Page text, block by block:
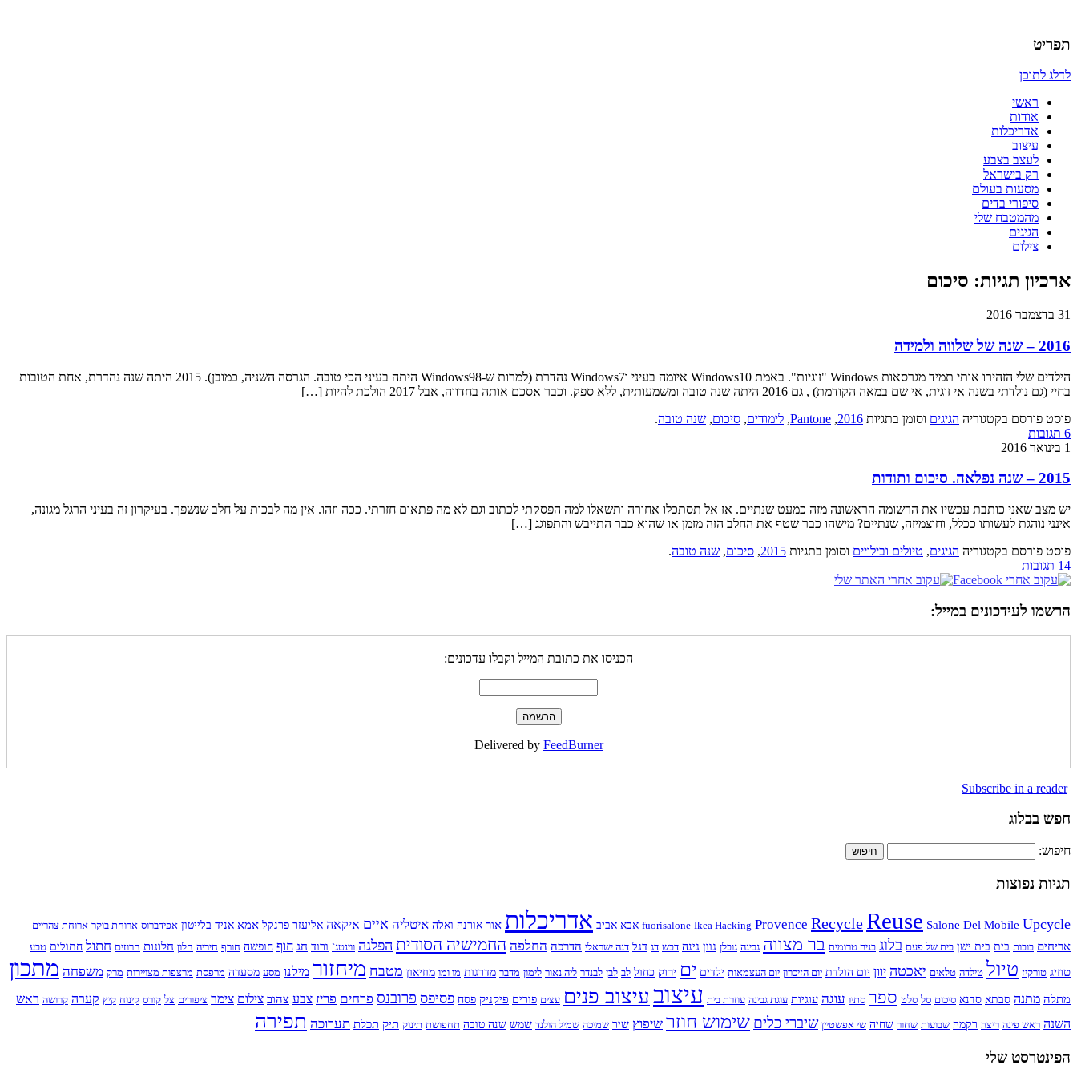
כמו אויר לנשימה – בלוג של אדריכלית
תפריט
לדלג לתוכן
ראשי
אודות
אדריכלות
עיצוב
לעצב בצבע
רק בישראל
מסעות בעולם
סיפורי בדים
מהמטבח שלי
הגיגים
צילום
ארכיון תגיות: סיכום
31 בדצמבר 2016
2016 – שנה של שלווה ולמידה
הילדים שלי הזהירו אותי תמיד מגרסאות Windows "זוגיות". באמת Windows10 איומה בעיני וWindows7 נהדרת (למרות ש-Windows98 היתה בעיני הכי טובה. הגרסה השניה, כמובן). 2015 היתה שנה נהדרת, אחת הטובות
בחיי (גם נולדתי בשנה אי זוגית, אי שם במאה הקודמת) , גם 2016 היתה שנה טובה ומשמעותית, ללא ספק. וכבר אסכם אותה בחדווה, אבל 2017 הולכת להיות […]
פוסט פורסם בקטגוריה הגיגים וסומן בתגיות 2016
,
Pantone
, לימודים, סיכום, שנה טובה.
6 תגובות
1 בינואר 2016
2015 – שנה נפלאה. סיכום ותודות
יש מצב שאני כותבת עכשיו את הרשומה הראשונה מזה כמעט שנתיים. אז אל תסתכלו אחורה ותשאלו למה הפסקתי לכתוב וגם לא מה פתאום חזרתי. ככה וזהו. אין מה לבכות על חלב שנשפך. בעיקרון זה בעיני הרגל מגונה,
אינני נוהגת לעשותו ככלל, וחוצמיזה, שנתיים? מישהו כבר שטף את החלב הזה מזמן או שהוא כבר התייבש והתפוגג […]
פוסט פורסם בקטגוריה הגיגים, טיולים ובילויים וסומן בתגיות 2015
, סיכום, שנה טובה.
14 תגובות
הרשמו לעידכונים במייל:
הכניסו את כתובת המייל וקבלו עדכונים:
Delivered by FeedBurner
Subscribe in a reader
חפש בבלוג
חיפוש:
תגיות נפוצות
fuorisalone Ikea Hacking Provence RecycleReuse Salone Del Mobile Upcycle אבא אביב אדריכלות אור אורנה ואלה איטליה איים איקאה אליעזר פרנקל אמא אניד בלייטון אפידברוס ארוחת בוקר ארוחת צהריים
אריחים בובות בית בית ישן בית של פעם בלוג בניה טרומית בר מצווה גבינה גובלן גוון גינה דבש דג דגל דנה ישראלי הדרכה החלפה החמישיה הסודית הפלגה ווינטג` ורוד חג חוף חופשה חורף חיריה חלון חלונות חרוזים חתול חתולים טבע
טוזיג טורקיז טיול טילדה טלאים יאכטה יוון יום הולדת יום הזיכרון יום העצמאות ילדים ים ירוק כחול לב לבן לבנדר ליה נאור לימון מדבר מדרגות מו ומו מוזיאון מטבח מיחזור מילנו מסע מסעדה מרפסת מרצפות מצויירות מרק משפחה מתכון
מתלה מתנה סבתא סדנא סיכום סל סלט ספר סתיו עוגה עוגיות עוגת גבינה עוזרת בית עיצוב עיצוב פנים עצים פורים פיקניק פסח פסיפס פרובנס פרחים פריז צבע צהוב צילום צימר ציפורים צל קורס קינוח קיץ קערה קרושה ראש
השנה ראש פינה ריצה רקמה שבועות שחור שחיה שי אפשטיין שיברי כלים שימוש חוזר שיפוץ שיר שמיכה שמיל הולנד שמש שנה טובה תחפושת תינוק תיק תכלת תערוכה תפירה
הפינטרסט שלי